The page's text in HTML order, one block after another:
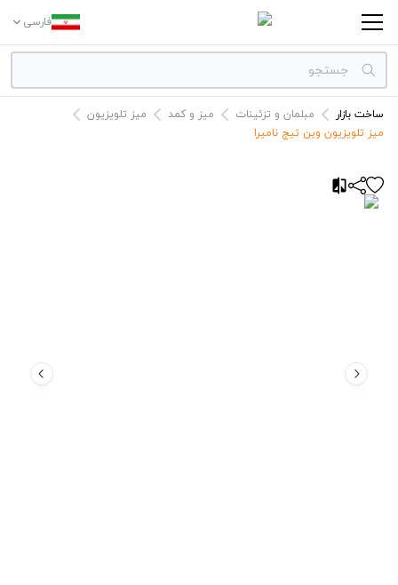
فارسی
دسته بندی‌ها
ساخت بازار مبلمان و تزئینات میز و کمد
میز تلویزیون
میز تلویزیون وین تیج نامیرا